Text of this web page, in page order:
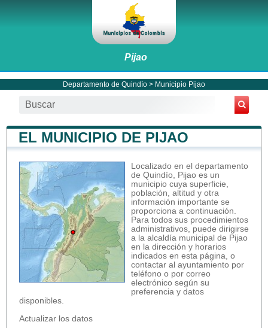
Pijao
Departamento de Quindío > Municipio Pijao
EL MUNICIPIO DE PIJAO
Localizado en el departamento
de Quindío, Pijao es un
municipio cuya superficie,
población, altitud y otra
información importante se
proporciona a continuación.
Para todos sus procedimientos
administrativos, puede dirigirse
a la alcaldía municipal de Pijao
en la dirección y horarios
indicados en esta página, o
contactar al ayuntamiento por
teléfono o por correo
electrónico según su
preferencia y datos
disponibles.
Actualizar los datos